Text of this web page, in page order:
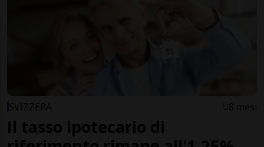
SVIZZERA 8 mesi
Il tasso ipotecario di